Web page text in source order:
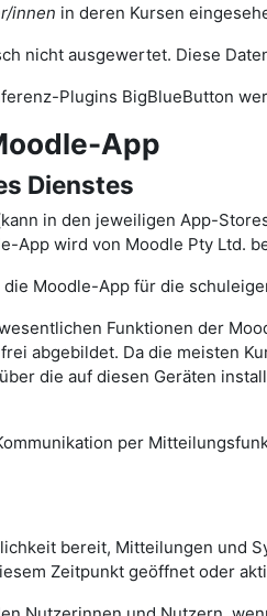
innen in deren Kursen
nicht ausgewertet. Diese
Plugins BigBlueButton
App
Dienstes
in den jeweiligen App-
App wird von Moodle Pty Ltd.
Moodle-App für die
Funktionen der
abgebildet. Da die meisten
die auf diesen Geräten
per
bereit, Mitteilungen und
Zeitpunkt geöffnet oder